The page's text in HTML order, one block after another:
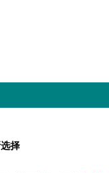
择